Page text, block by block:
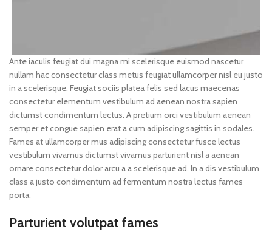
Ante iaculis feugiat dui magna mi scelerisque euismod nascetur
nullam hac consectetur class metus feugiat ullamcorper nisl eu justo
in a scelerisque. Feugiat sociis platea felis sed lacus maecenas
consectetur elementum vestibulum ad aenean nostra sapien
dictumst condimentum lectus. A pretium orci vestibulum aenean
semper et congue sapien erat a cum adipiscing sagittis in sodales.
Fames at ullamcorper mus adipiscing consectetur fusce lectus
vestibulum vivamus dictumst vivamus parturient nisl a aenean
ornare consectetur dolor arcu a a scelerisque ad. In a dis vestibulum
class a justo condimentum ad fermentum nostra lectus fames
porta.
Parturient volutpat fames